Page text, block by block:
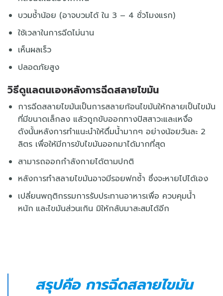
บวมช้ำน้อย (อาจบวมได้ ใน 3 – 4 ชั่วโมงแรก)
ใช้เวลาในการฉีดไม่นาน
เห็นผลเร็ว
ปลอดภัยสูง
วิธีดูแลตนเองหลังการฉีดสลายไขมัน
การฉีดสลายไขมันเป็นการสลายก้อนไขมันให้กลายเป็นไขมัน
ที่มีขนาดเล็กลง แล้วถูกขับออกทางปัสสาวะและเหงื่อ
ดังนั้นหลังการทำแนะนำให้ดื่มน้ำมากๆ อย่างน้อยวันละ 2
ลิตร เพื่อให้มีการขับไขมันออกมาได้มากที่สุด
สามารถออกกำลังกายได้ตามปกติ
หลังการทำสลายไขมันอาจมีรอยฟกช้ำ ซึ่งจะหายไปได้เอง
เปลี่ยนพฤติกรรมการรับประทานอาหารเพื่อ ควบคุมน้ำ
หนัก และไขมันส่วนเกิน มิให้กลับมาสะสมได้อีก
สรุปคือ การฉีดสลายไขมัน